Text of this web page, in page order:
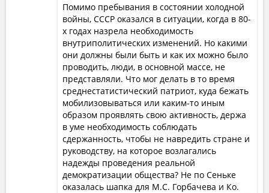
Помимо пребывания в состоянии холодной
войны, СССР оказался в ситуации, когда в 80-
х годах назрела необходимость
внутриполитических изменений. Но какими
они должны были быть и как их можно было
проводить, люди, в основной массе, не
представляли. Что мог делать в то время
среднестатистический патриот, куда бежать
мобилизовываться или каким-то иным
образом проявлять свою активность, держа
в уме необходимость соблюдать
сдержанность, чтобы не навредить стране и
руководству, на которое возлагались
надежды проведения реальной
демократизации общества? Не по Сеньке
оказалась шапка для М.С. Горбачева и Ко.